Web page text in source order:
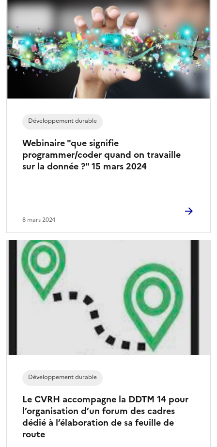
Webinaire "que signifie
programmer/coder quand on travaille
sur la donnée ?" 15 mars 2024
Développement durable
8 mars 2024
Le CVRH accompagne la DDTM 14 pour
l’organisation d’un forum des cadres
dédié à l’élaboration de sa feuille de
route
Développement durable